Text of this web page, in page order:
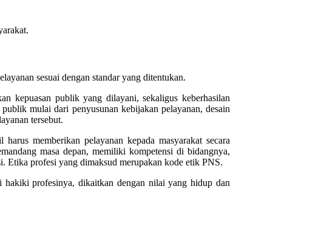
sesuai dengan standar yang ditentukan.
kepuasan publik yang dilayani, sekaligus keberhasilan
mulai dari penyusunan kebijakan pelayanan, desain
tersebut.
memberikan pelayanan kepada masyarakat secara
masa depan, memiliki kompetensi di bidangnya,
Etika profesi yang dimaksud merupakan kode etik PNS.
profesinya, dikaitkan dengan nilai yang hidup dan